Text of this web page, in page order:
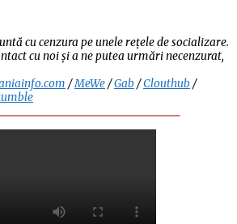
cu cenzura pe unele rețele de socializare.
cu noi și a ne putea urmări necenzurat,
/MeWe/Gab /Clouthub /